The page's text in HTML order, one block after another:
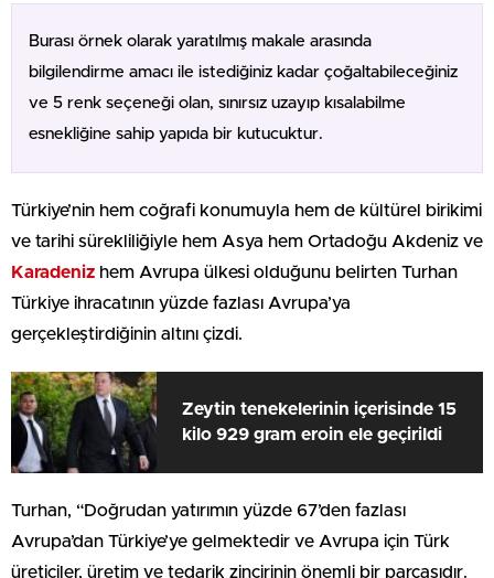
Burası örnek olarak yaratılmış makale arasında
bilgilendirme amacı ile istediğiniz kadar çoğaltabileceğiniz
ve 5 renk seçeneği olan, sınırsız uzayıp kısalabilme
esnekliğine sahip yapıda bir kutucuktur.
Türkiye’nin hem coğrafi konumuyla hem de kültürel birikimi
ve tarihi sürekliliğiyle hem Asya hem Ortadoğu Akdeniz ve
Karadeniz hem Avrupa ülkesi olduğunu belirten Turhan
Türkiye ihracatının yüzde fazlası Avrupa’ya
gerçekleştirdiğinin altını çizdi.
Zeytin tenekelerinin içerisinde 15
kilo 929 gram eroin ele geçirildi
Turhan, “Doğrudan yatırımın yüzde 67’den fazlası
Avrupa’dan Türkiye’ye gelmektedir ve Avrupa için Türk
üreticiler, üretim ve tedarik zincirinin önemli bir parçasıdır.